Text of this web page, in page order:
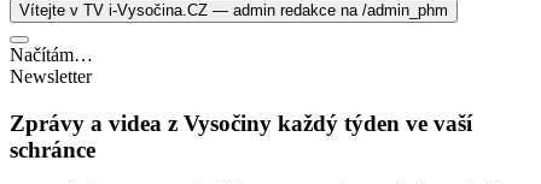
Vítejte v TV i-Vysočina.CZ — admin redakce na /admin_phm
Načítám…
Newsletter
Zprávy a videa z Vysočiny každý týden ve vaší
schránce